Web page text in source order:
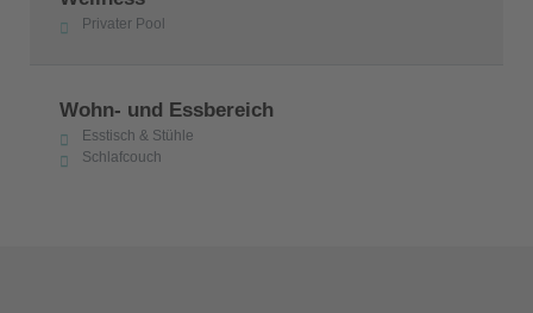
Privater Pool
Wohn- und Essbereich
Esstisch & Stühle
Schlafcouch